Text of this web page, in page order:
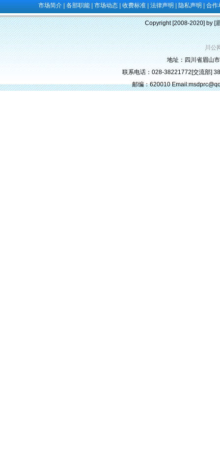
市场简介|各部职能|市场动态|收费标准|法律声明|隐私声明|合作
Copyright [2008-2020] by [
川公
地址：四川省眉山
联系电话：028-38221772[交流部]
邮编：620010